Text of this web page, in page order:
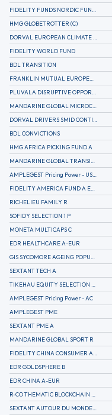
HMG GLOBETROTTER (C)
FIDELITY WORLD FUND
BDL TRANSITION
BDL CONVICTIONS
HMG AFRICA PICKING FUND A
RICHELIEU FAMILY R
SOFIDY SELECTION 1 P
MONETA MULTICAPS C
EDR HEALTHCARE A-EUR
SEXTANT TECH A
AMPLEGEST Pricing Power - AC
AMPLEGEST PME
SEXTANT PME A
MANDARINE GLOBAL SPORT R
EDR GOLDSPHERE B
EDR CHINA A-EUR